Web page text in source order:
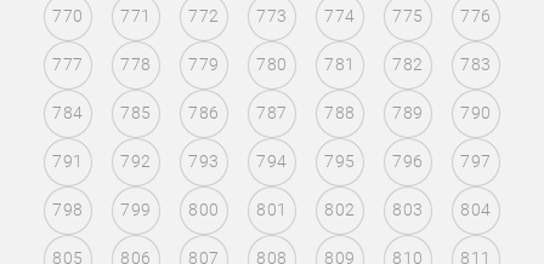
770 771 772 773 774 775 776
777 778 779 780 781 782 783
784 785 786 787 788 789 790
791 792 793 794 795 796 797
798 799 800 801 802 803 804
805 806 807 808 809 810 811